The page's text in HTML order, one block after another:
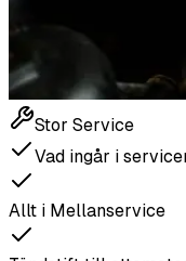
Stor Service
Vad ingår i
Allt i Mellanservice